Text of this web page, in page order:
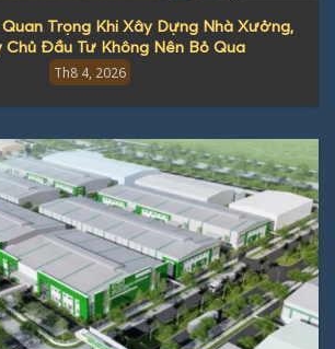
Trọng Khi Xây Dựng Nhà Xưởng,
Chủ Đầu Tư Không Nên Bỏ Qua
Th8 4, 2026